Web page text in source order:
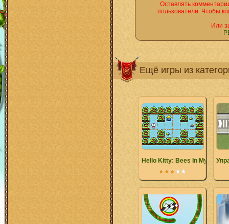
Оставлять
пользователи. Чтобы
Или
Ещё игры из
Hello Kitty: Bees In My